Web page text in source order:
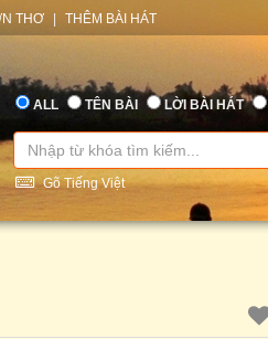
THƠ THÊM BÀI HÁT
ALL TÊN BÀI LỜI BÀI HÁT
Gõ Tiếng Việt